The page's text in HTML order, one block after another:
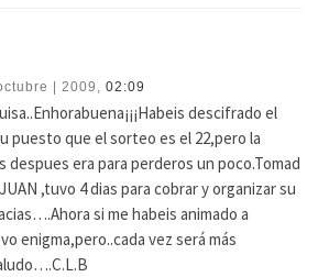
| 2009, 02:09
descifrado el
puesto que el sorteo es el 22,pero la
despues era para perderos un poco.Tomad
,tuvo 4 dias para cobrar y organizar su
si me habeis animado a
enigma,pero..cada vez será más